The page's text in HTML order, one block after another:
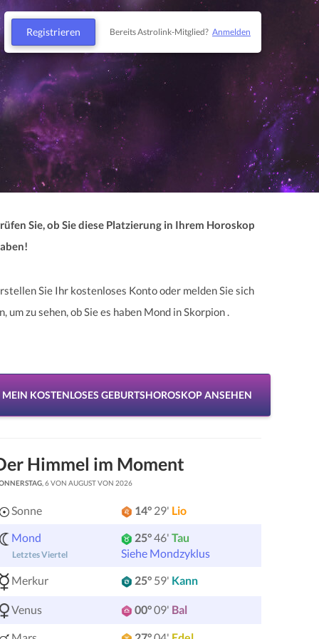
Registrieren Bereits Astrolink-Mitglied? Anmelden
Sie, ob Sie diese Platzierung in Ihrem Horoskop
Sie Ihr kostenloses Konto oder melden Sie sich
um zu sehen, ob Sie es haben Mond in Skorpion .
MEIN KOSTENLOSES GEBURTSHOROSKOP ANSEHEN
Himmel im Moment
, 6 VON AUGUST VON 2026
Sonne 14°29' Lio
Mond
Letztes Viertel
25°46' Tau
Siehe Mondzyklus
Merkur
25°59' Kann
Venus 00°09' Bal